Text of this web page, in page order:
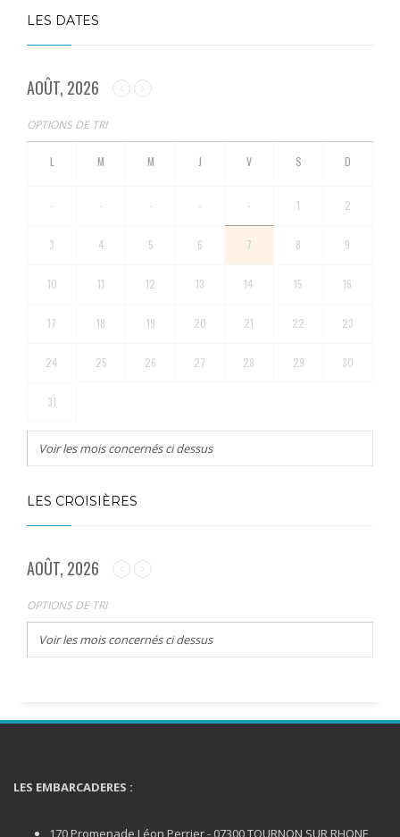
LES DATES
AOÛT, 2026
OPTIONS DE TRI
- - - - - 1 2
3 4 5 6 7 8 9
10 11 12 13 14 15 16
17 18 19 20 21 22 23
24 25 26 27 28 29 30
31
Voir les mois concernés ci dessus
LES CROISIÈRES
AOÛT, 2026
OPTIONS DE TRI
Voir les mois concernés ci dessus
LES EMBARCADERES :
170 Promenade Léon Perrier - 07300 TOURNON SUR RHONE